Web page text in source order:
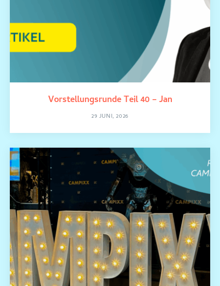
Vorstellungsrunde Teil 40 – Jan
29 JUNI, 2026